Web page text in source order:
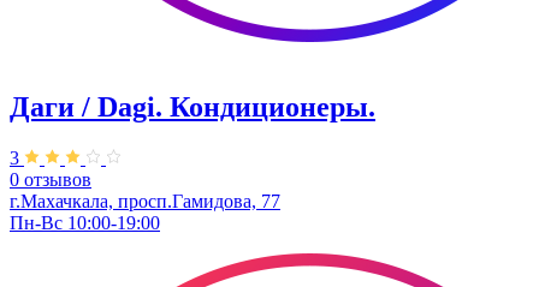
Даги / Dagi. Кондиционеры.
3
0 отзывов
г.Махачкала, просп.Гамидова, 77
Пн-Вс 10:00-19:00